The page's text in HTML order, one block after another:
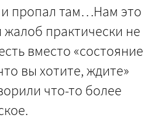
пропал там…Нам это
жалоб практически не
вместо «состояние
вы хотите, ждите»
что-то более